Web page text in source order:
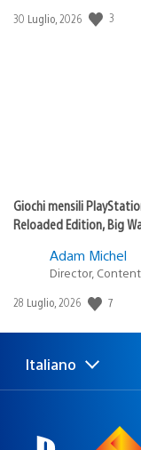
Data
30 Luglio, 2026 3
Giochi mensili
Reloaded Edition, Big
Adam Michel
Director,
Data
pubblicazione:
28 Luglio, 2026 7
Seleziona
una
Regione
attuale:
Italiano